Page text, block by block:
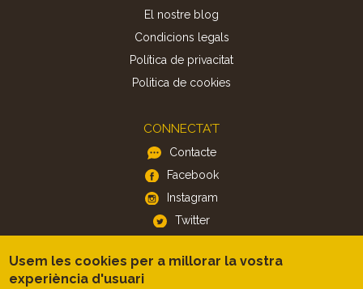
El nostre blog
Condicions legals
Política de privacitat
Politica de cookies
CONNECTA'T
Contacte
Facebook
Instagram
Twitter
APP
Usem les cookies per a millorar la vostra
experiència d'usuari